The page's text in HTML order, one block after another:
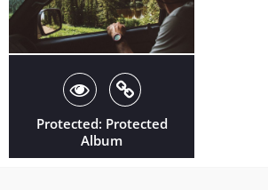
Protected: Protected
Album